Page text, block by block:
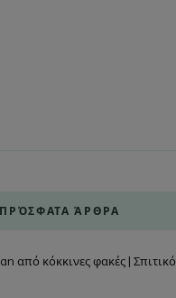
ΠΡΌΣΦΑΤΑ ΆΡΘΡΑ
από κόκκινες φακές | Σπιτικό